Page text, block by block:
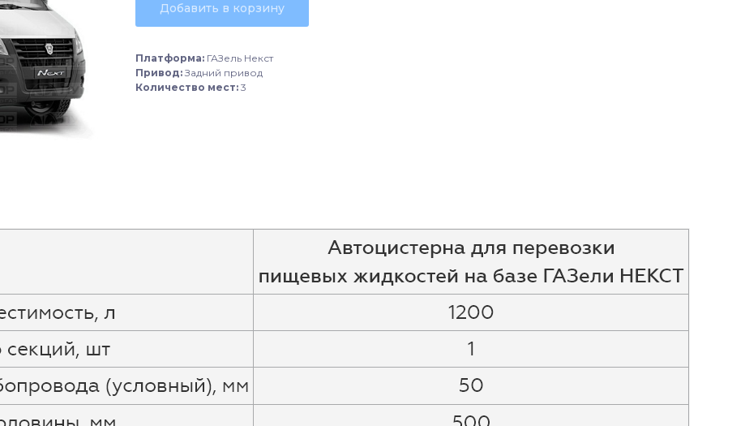
Добавить в корзину
Платформа: ГАЗель Некст
Привод:Задний привод
Количество мест: 3